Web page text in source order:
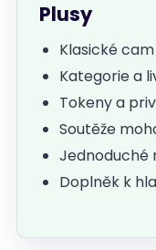
Plusy
Klasické
Kategorie a
Tokeny a
Soutěže
Jednoduché
Doplněk k